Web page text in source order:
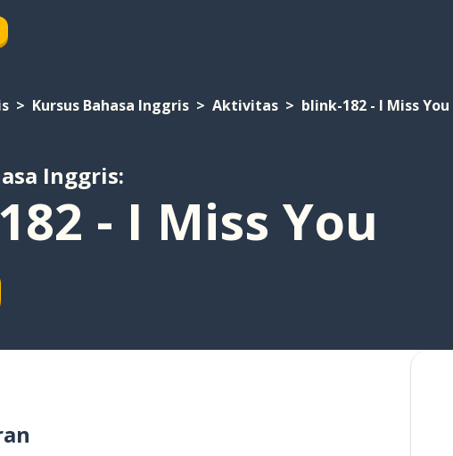
Kursus Bahasa Inggris Aktivitas blink-182 - I Miss You
Inggris:
- I Miss You